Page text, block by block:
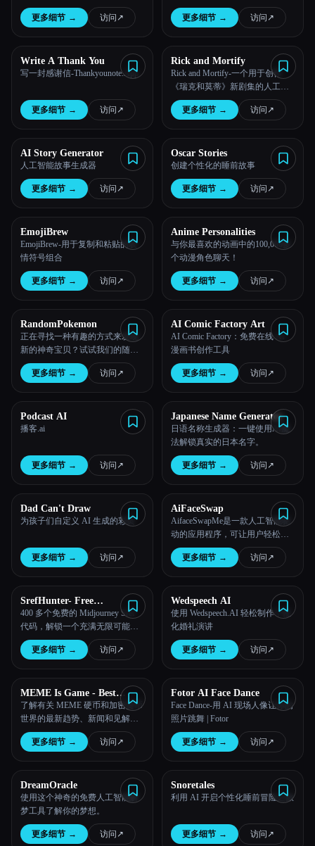
更多细节 → 访问 ↗︎ 更多细节 → 访问 ↗︎
Write A Thank You
写一封感谢信-Thankyounote.App
更多细节 → 访问 ↗︎
Rick and Mortify
Rick and Mortify-一个用于创作
《瑞克和莫蒂》新剧集的人工智
能游乐场。
更多细节 → 访问 ↗︎
AI Story Generator
人工智能故事生成器
更多细节 → 访问 ↗︎
Oscar Stories
创建个性化的睡前故事
更多细节 → 访问 ↗︎
EmojiBrew
EmojiBrew-用于复制和粘贴的表
情符号组合
更多细节 → 访问 ↗︎
Anime Personalities
与你最喜欢的动画中的100,000多
个动漫角色聊天！
更多细节 → 访问 ↗︎
RandomPokemon
正在寻找一种有趣的方式来发现
新的神奇宝贝？试试我们的随机
神奇宝贝生成器，今天就开始你
的冒险吧！
更多细节 → 访问 ↗︎
AI Comic Factory Art
AI Comic Factory：免费在线 AI
漫画书创作工具
更多细节 → 访问 ↗︎
Podcast AI
播客.ai
更多细节 → 访问 ↗︎
Japanese Name Generator
日语名称生成器：一键使用AI魔
法解锁真实的日本名字。
更多细节 → 访问 ↗︎
Dad Can't Draw
为孩子们自定义 AI 生成的彩页
更多细节 → 访问 ↗︎
AiFaceSwap
AifaceSwapMe是一款人工智能驱
动的应用程序，可让用户轻松创
建有趣的换脸视频。
更多细节 → 访问 ↗︎
SrefHunter- Free
Midjourney Sref Codes
400 多个免费的 Midjourney Sref
代码，解锁一个充满无限可能性
和灵感的世界。
更多细节 → 访问 ↗︎
Wedspeech AI
使用 Wedspeech.AI 轻松制作个性
化婚礼演讲
更多细节 → 访问 ↗︎
MEME Is Game - Best
Meme Coins with AI Insights
了解有关 MEME 硬币和加密货币
世界的最新趋势、新闻和见解。
Meme Is Game 为驾驭这个令人兴
奋的新市场提供了终极指南。
更多细节 → 访问 ↗︎
Fotor AI Face Dance
Face Dance-用 AI 现场人像让你的
照片跳舞 | Fotor
更多细节 → 访问 ↗︎
DreamOracle
使用这个神奇的免费人工智能解
梦工具了解你的梦想。
更多细节 → 访问 ↗︎
Snoretales
利用 AI 开启个性化睡前冒险之旅
更多细节 → 访问 ↗︎